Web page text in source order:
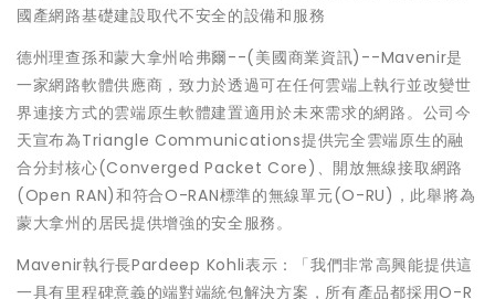
國產網路基礎建設取代不安全的設備和服務
德州理查孫和蒙大拿州哈弗爾--(美國商業資訊)--Mavenir是
一家網路軟體供應商，致力於透過可在任何雲端上執行並改變世
界連接方式的雲端原生軟體建置適用於未來需求的網路。公司今
天宣布為Triangle Communications提供完全雲端原生的融
合分封核心(Converged Packet Core)、開放無線接取網路
(Open RAN)和符合O-RAN標準的無線單元(O-RU)，此舉將為
蒙大拿州的居民提供增強的安全服務。
Mavenir執行長Pardeep Kohli表示：「我們非常高興能提供這
一具有里程碑意義的端對端統包解決方案，所有產品都採用O-R